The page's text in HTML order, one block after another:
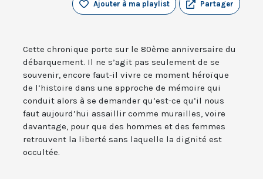
Partager
Ajouter à ma playlist
Cette chronique porte sur le 80ème anniversaire du
débarquement. Il ne s’agit pas seulement de se
souvenir, encore faut-il vivre ce moment héroïque
de l’histoire dans une approche de mémoire qui
conduit alors à se demander qu’est-ce qu’il nous
faut aujourd’hui assaillir comme murailles, voire
davantage, pour que des hommes et des femmes
retrouvent la liberté sans laquelle la dignité est
occultée.